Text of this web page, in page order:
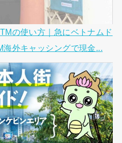
の使い方｜急にベトナムド
外キャッシングで現金...